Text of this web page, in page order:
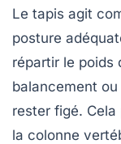
Le tapis agit
posture
répartir le poids
balancement
rester figé.
la colonne